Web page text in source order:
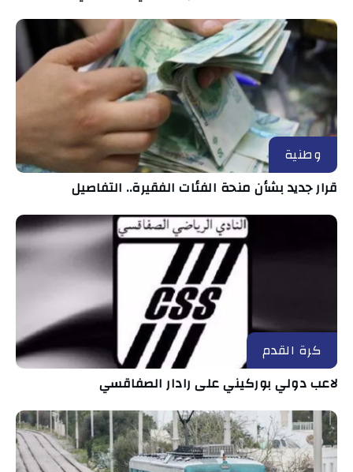
وطنية
قرار جديد بشأن منحة الفئات الفقيرة.. التفاصيل
كرة القدم
لاعب دولي بوركيني على رادار الصفاقسي